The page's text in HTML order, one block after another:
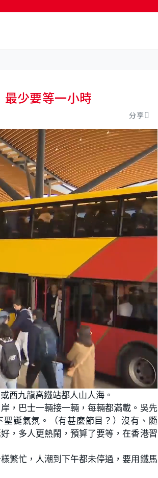
少要等一小時
分享
西九龍高鐵站都人山人海。
，巴士一輛接一輛，每輛都滿載。吳先
誕氣氛。（有甚麼節目？）沒有、隨
，多人更熱鬧，預算了要等，在香港習
繁忙，人潮到下午都未停過，要用鐵馬